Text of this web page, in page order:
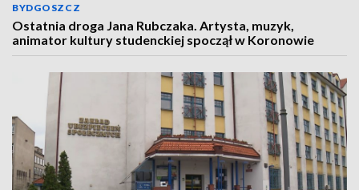
BYDGOSZCZ
Ostatnia droga Jana Rubczaka. Artysta, muzyk,
animator kultury studenckiej spoczął w Koronowie